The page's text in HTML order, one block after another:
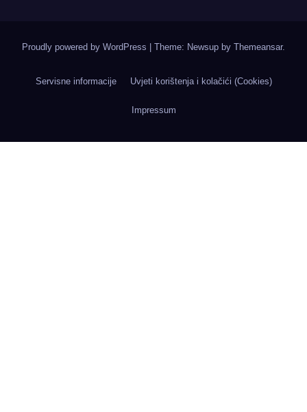
Proudly powered by WordPress | Theme: Newsup by Themeansar.
Servisne informacije Uvjeti korištenja i kolačići (Cookies)
Impressum